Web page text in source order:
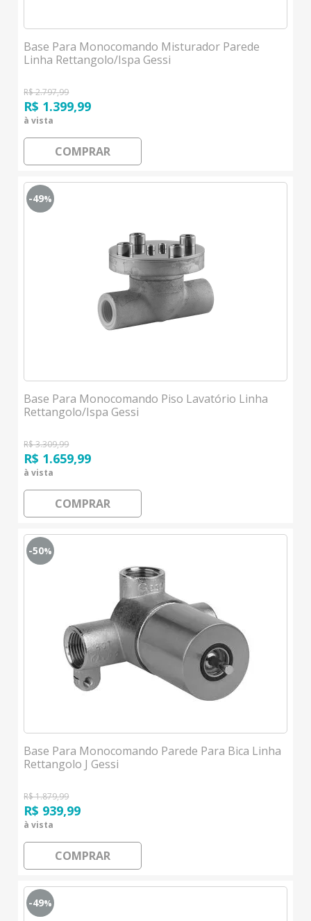
Base Para Monocomando Misturador Parede
Linha Rettangolo/Ispa Gessi
R$ 2.797,99
R$ 1.399,99
à vista
COMPRAR
-49%
Base Para Monocomando Piso Lavatório Linha
Rettangolo/Ispa Gessi
R$ 3.309,99
R$ 1.659,99
à vista
COMPRAR
-50%
Base Para Monocomando Parede Para Bica Linha
Rettangolo J Gessi
R$ 1.879,99
R$ 939,99
à vista
COMPRAR
-49%